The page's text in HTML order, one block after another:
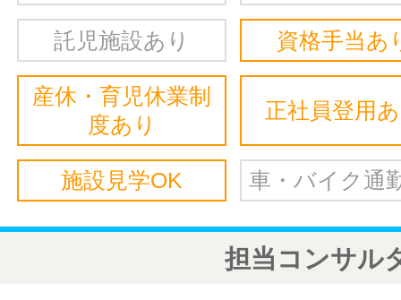
託児施設あり 資格手当あ
産休・育児休業制
度あり
正社員登用
施設見学OK 車・バイク通
担当コンサル